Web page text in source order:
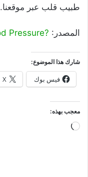
طبيب قلب عبر موقعنا.
المصدر: ?What Is Blood Pressure
شارك هذا الموضوع:
فيس بوك X
معجب بهذه:
جاري